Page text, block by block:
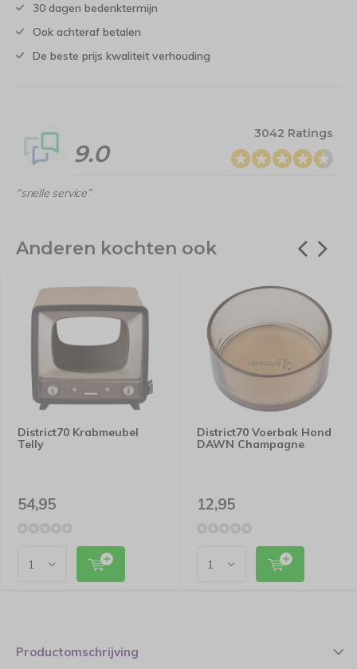
30 dagen bedenktermijn
Ook achteraf betalen
De beste prijs kwaliteit verhouding
9.0
3042 Ratings
“snelle service”
Anderen kochten ook
District70 Krabmeubel
Telly
54,95
District70 Voerbak Hond
DAWN Champagne
12,95
Productomschrijving